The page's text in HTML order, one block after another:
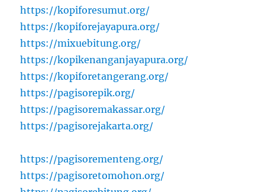
https://kopiforesumut.org/
https://kopiforejayapura.org/
https://mixuebitung.org/
https://kopikenanganjayapura.org/
https://kopiforetangerang.org/
https://pagisorepik.org/
https://pagisoremakassar.org/
https://pagisorejakarta.org/
https://pagisorementeng.org/
https://pagisoretomohon.org/